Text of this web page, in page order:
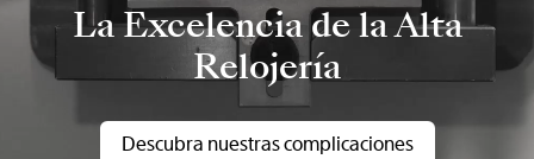
La Excelencia de la Alta
Relojería
Descubra nuestras complicaciones